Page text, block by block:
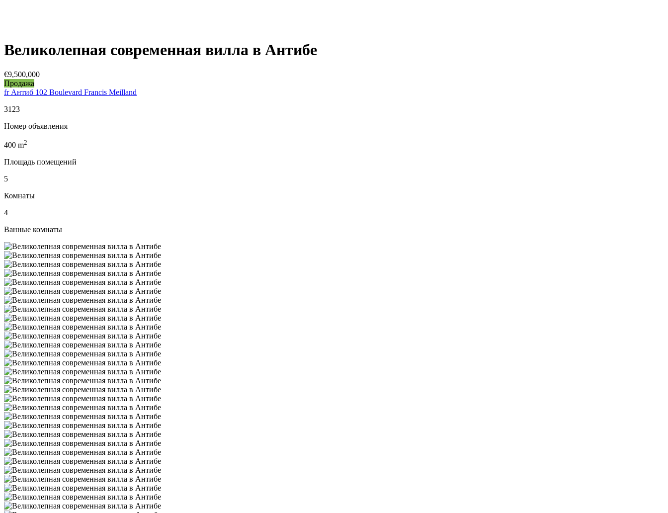
Великолепная современная вилла в Антибе
€9,500,000
Продажа
fr Антиб 102 Boulevard Francis Meilland
3123
Номер объявления
400 m2
Площадь помещений
5
Комнаты
4
Ванные комнаты